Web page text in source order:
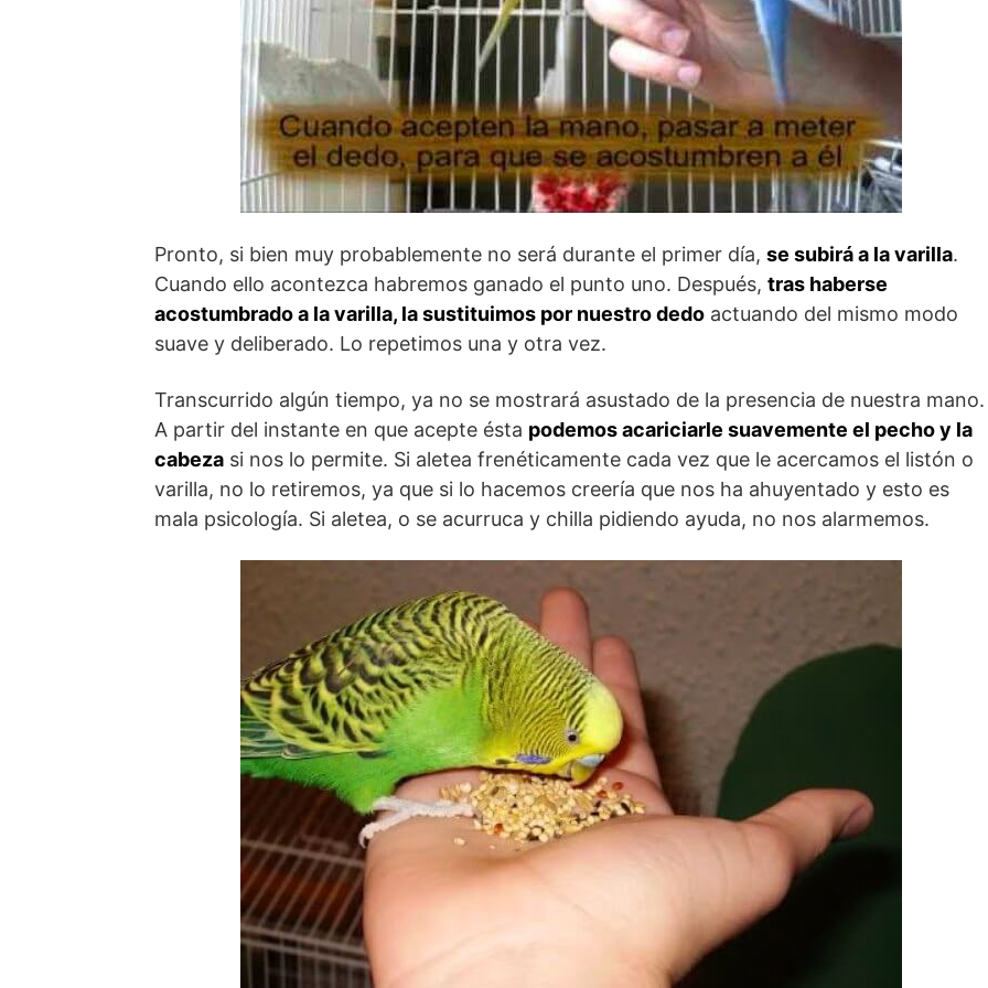
Pronto, si bien muy probablemente no será durante el primer día, se subirá a la varilla.
Cuando ello acontezca habremos ganado el punto uno. Después, tras haberse
acostumbrado a la varilla, la sustituimos por nuestro dedo actuando del mismo modo
suave y deliberado. Lo repetimos una y otra vez.
Transcurrido algún tiempo, ya no se mostrará asustado de la presencia de nuestra mano.
A partir del instante en que acepte ésta podemos acariciarle suavemente el pecho y la
cabeza si nos lo permite. Si aletea frenéticamente cada vez que le acercamos el listón o
varilla, no lo retiremos, ya que si lo hacemos creería que nos ha ahuyentado y esto es
mala psicología. Si aletea, o se acurruca y chilla pidiendo ayuda, no nos alarmemos.